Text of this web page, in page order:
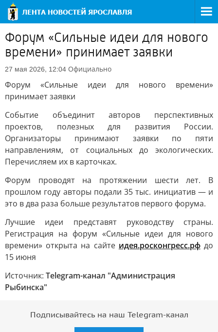
Форум «Сильные идеи для нового
времени» принимает заявки
27 мая 2026, 12:04 Официально
Форум «Сильные идеи для нового времени»
принимает заявки
Событие объединит авторов перспективных
проектов, полезных для развития России.
Организаторы принимают заявки по пяти
направлениям, от социальных до экологических.
Перечисляем их в карточках.
Форум проводят на протяжении шести лет. В
прошлом году авторы подали 35 тыс. инициатив — и
это в два раза больше результатов первого форума.
Лучшие идеи представят руководству страны.
Регистрация на форум «Сильные идеи для нового
времени» открыта на сайте идея.росконгресс.рфдо
15 июня
Источник: Telegram-канал "Администрация
Рыбинска"
Подписывайтесь на наш Telegram-канал